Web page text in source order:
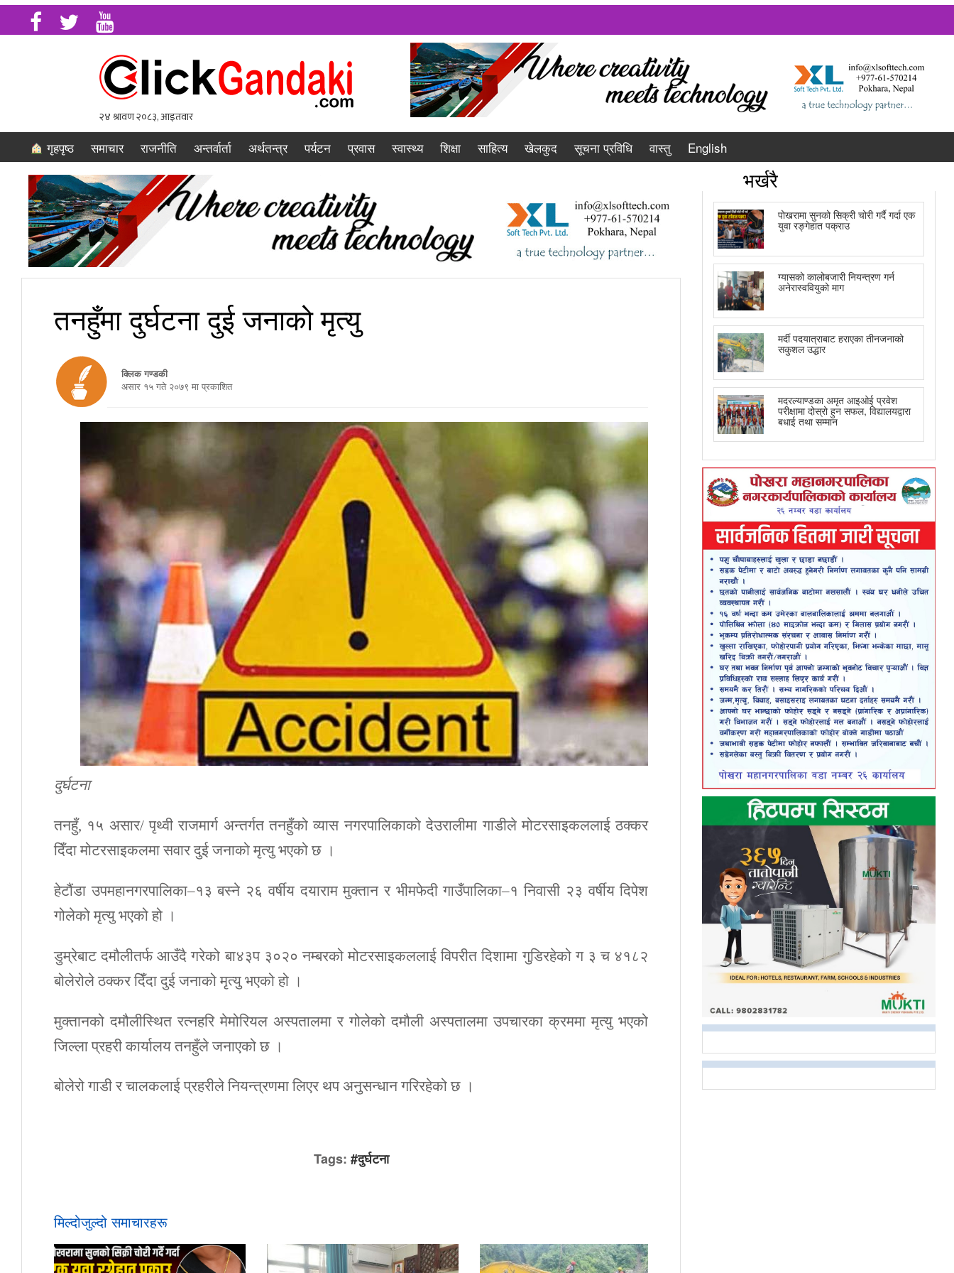
गृहपृष्ठ समाचार राजनीति अन्तर्वार्ता अर्थतन्त्र पर्यटन प्रवास स्वास्थ्य शिक्षा साहित्य खेलकुद सूचना प्रविधि वास्तु English
तनहुँमा दुर्घटना दुई जनाको मृत्यु
क्लिक गण्डकी
असार १५ गते २०७९ मा प्रकाशित
दुर्घटना
तनहुँ, १५ असार/ पृथ्वी राजमार्ग अन्तर्गत तनहुँको व्यास नगरपालिकाको देउरालीमा गाडीले मोटरसाइकललाई ठक्कर
दिँदा मोटरसाइकलमा सवार दुई जनाको मृत्यु भएको छ ।
हेटौंडा उपमहानगरपालिका–१३ बस्ने २६ वर्षीय दयाराम मुक्तान र भीमफेदी गाउँपालिका–१ निवासी २३ वर्षीय दिपेश
गोलेको मृत्यु भएको हो ।
डुम्रेबाट दमौलीतर्फ आउँदै गरेको बा४३प ३०२० नम्बरको मोटरसाइकललाई विपरीत दिशामा गुडिरहेको ग ३ च ४१८२
बोलेरोले ठक्कर दिँदा दुई जनाको मृत्यु भएको हो ।
मुक्तानको दमौलीस्थित रत्नहरि मेमोरियल अस्पतालमा र गोलेको दमौली अस्पतालमा उपचारका क्रममा मृत्यु भएको
जिल्ला प्रहरी कार्यालय तनहुँले जनाएको छ ।
बोलेरो गाडी र चालकलाई प्रहरीले नियन्त्रणमा लिएर थप अनुसन्धान गरिरहेको छ ।
Tags: #दुर्घटना
मिल्दोजुल्दो समाचारहरू
भर्खरै
पोखरामा सुनको सिक्री चोरी गर्दै गर्दा एक
युवा रङ्गेहात पक्राउ
ग्यासको कालोबजारी नियन्त्रण गर्न
अनेरास्ववियुको माग
मर्दी पदयात्राबाट हराएका तीनजनाको
सकुशल उद्धार
मदरल्याण्डका अमृत आइओई प्रवेश
परीक्षामा दोस्रो हुन सफल, विद्यालयद्वारा
बधाई तथा सम्मान